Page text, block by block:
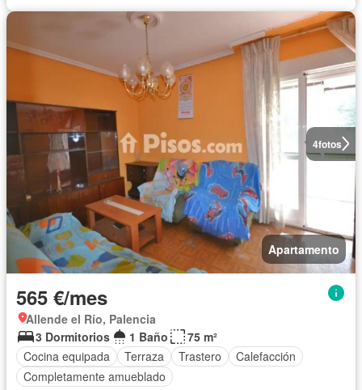
4fotos
Apartamento
565 €/mes
Allende el Río, Palencia
3 Dormitorios
1 Baño
75 m²
Cocina equipada
Terraza Trastero
Calefacción
Completamente amueblado